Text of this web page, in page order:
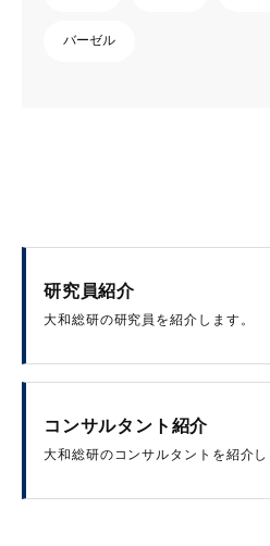
バーゼル
研究員紹介
大和総研の研究員を紹介します。
コンサルタント紹介
大和総研のコンサルタントを紹介し